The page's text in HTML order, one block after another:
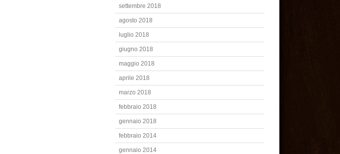
settembre 2018
agosto 2018
luglio 2018
giugno 2018
maggio 2018
aprile 2018
marzo 2018
febbraio 2018
gennaio 2018
febbraio 2014
gennaio 2014